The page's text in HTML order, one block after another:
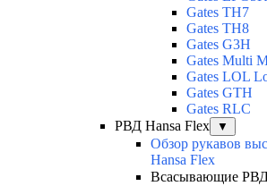
Gates TH7
Gates TH8
Gates G3H
Gates Multi
Gates LOL
Gates GTH
Gates RLC
РВД Hansa Flex
▼
Обзор рукавов
Hansa Flex
Всасывающие